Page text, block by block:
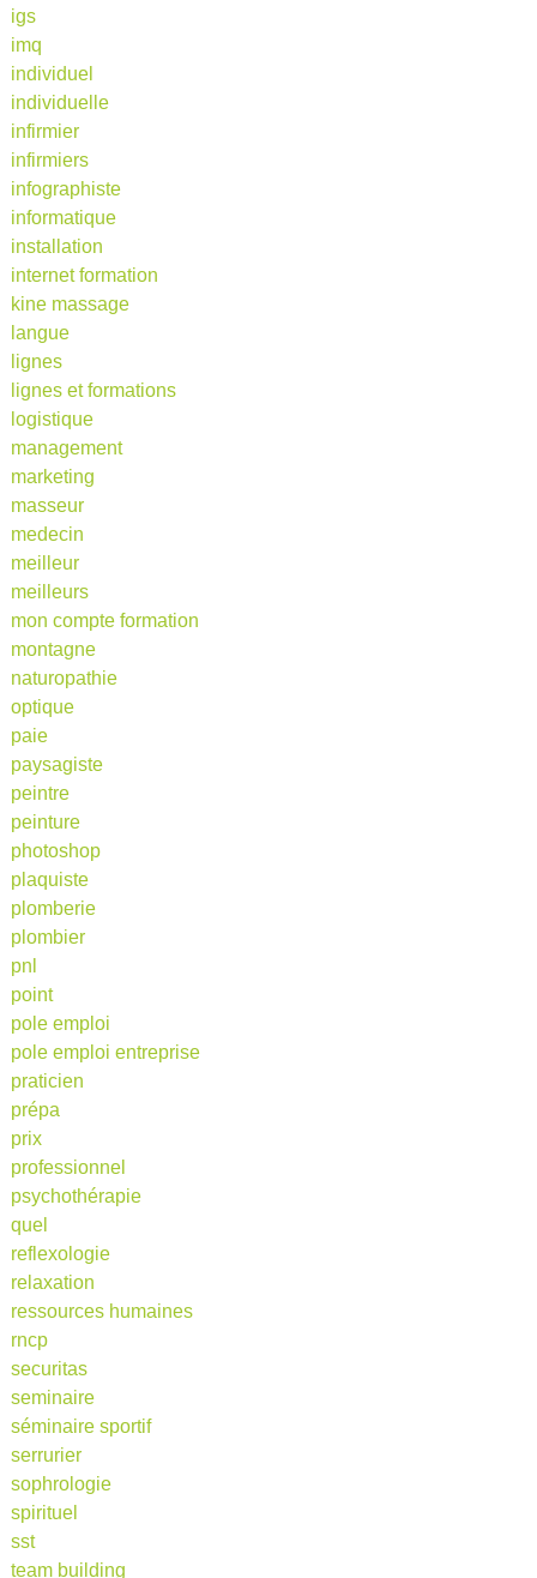
igs
imq
individuel
individuelle
infirmier
infirmiers
infographiste
informatique
installation
internet formation
kine massage
langue
lignes
lignes et formations
logistique
management
marketing
masseur
medecin
meilleur
meilleurs
mon compte formation
montagne
naturopathie
optique
paie
paysagiste
peintre
peinture
photoshop
plaquiste
plomberie
plombier
pnl
point
pole emploi
pole emploi entreprise
praticien
prépa
prix
professionnel
psychothérapie
quel
reflexologie
relaxation
ressources humaines
rncp
securitas
seminaire
séminaire sportif
serrurier
sophrologie
spirituel
sst
team building